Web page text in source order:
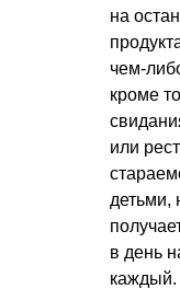
на
чем-
кроме
или
детьми,
в день
каждый.